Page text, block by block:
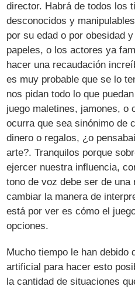
director. Habrá de todos los
desconocidos y
por su edad o por obesidad
papeles, o los actores ya
hacer una recaudación
es muy probable que se lo
nos pidan todo lo que
juego maletines, jamones, o
ocurra que sea sinónimo de
dinero o regalos, ¿o
arte?. Tranquilos porque
ejercer nuestra influencia,
tono de voz debe ser de
cambiar la manera de
está por ver es cómo el
opciones.
Mucho tiempo le han debido
artificial para hacer esto
la cantidad de situaciones